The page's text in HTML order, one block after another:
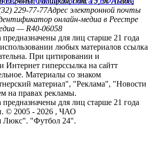
229-77-77Адрес электронной почты
онлайн-медиа в Реестре
— R40-06058
для лиц старше 21 года
любых материалов ссылка
При цитировании и
Интернет гиперссылка на сайтт
Материалы со знаком
материал", "Реклама", "Новости
на правах рекламы.
для лиц старше 21 года
© 2005 - 2026 , ЧАО
Люкс". "Футбол 24".